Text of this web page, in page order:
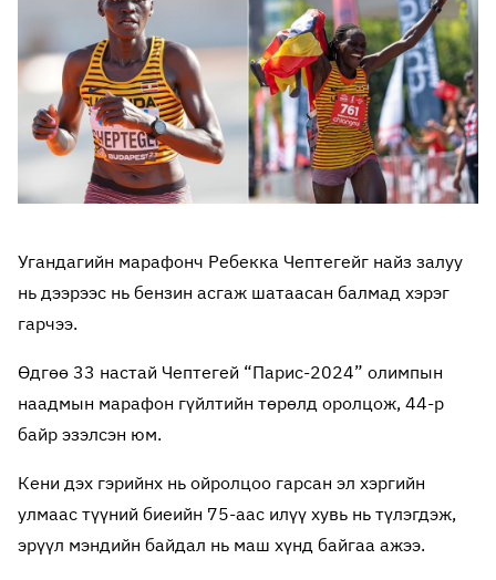
Угандагийн марафонч Ребекка Чептегейг найз залуу
нь дээрээс нь бензин асгаж шатаасан балмад хэрэг
гарчээ.
Өдгөө 33 настай Чептегей “Парис-2024” олимпын
наадмын марафон гүйлтийн төрөлд оролцож, 44-р
байр эзэлсэн юм.
Кени дэх гэрийнх нь ойролцоо гарсан эл хэргийн
улмаас түүний биеийн 75-аас илүү хувь нь түлэгдэж,
эрүүл мэндийн байдал нь маш хүнд байгаа ажээ.